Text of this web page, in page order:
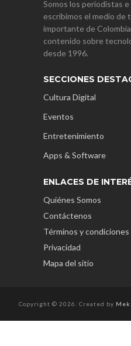
Somos los periodistas
escribimos el medio de
importante de
contenido sobre
desde 1996.
SECCIONES
Cultura Digital
Eventos
Entretenimiento
Apps & Software
ENLACES DE
Quiénes Somos
Contáctenos
Términos y condiciones
Privacidad
Mapa del sitio
Copyright © 2026. Created by